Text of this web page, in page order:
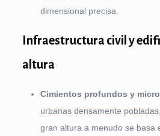
dimensional precisa.
Infraestructura civil y
altura
Cimientos profundos y
urbanas densamente
gran altura a menudo se basa